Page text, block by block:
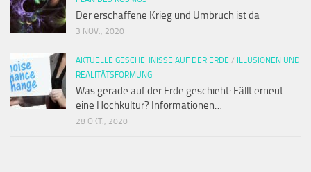
Der erschaffene Krieg und Umbruch ist da
3 NOV., 2020
AKTUELLE GESCHEHNISSE AUF DER ERDE /
ILLUSIONEN UND
REALITÄTSFORMUNG
Was gerade auf der Erde geschieht: Fällt erneut
eine Hochkultur? Informationen…
28 OKT., 2020